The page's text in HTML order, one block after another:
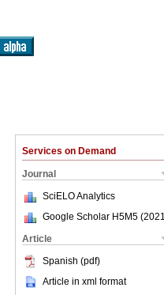
Services on Demand
Journal
SciELO Analytics
Google Scholar H5M5 (2021
Article
Spanish (pdf)
Article in xml format